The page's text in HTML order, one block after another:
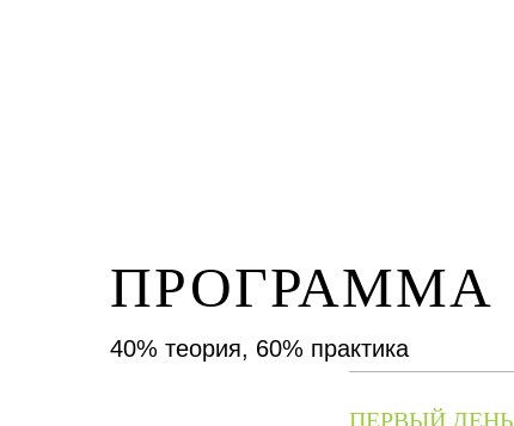
ПРОГРАММА
40% теория, 60% практика
ПЕРВЫЙ ДЕНЬ